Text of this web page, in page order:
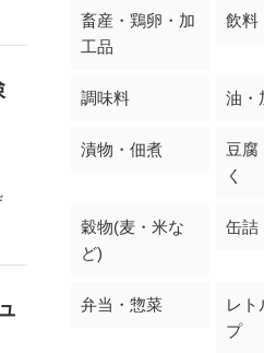
畜産・鶏卵・加
工品
飲料
調味料 油・
漬物・佃煮
豆腐
く
穀物(麦・米な
ど)
缶詰
弁当・惣菜
レト
プ